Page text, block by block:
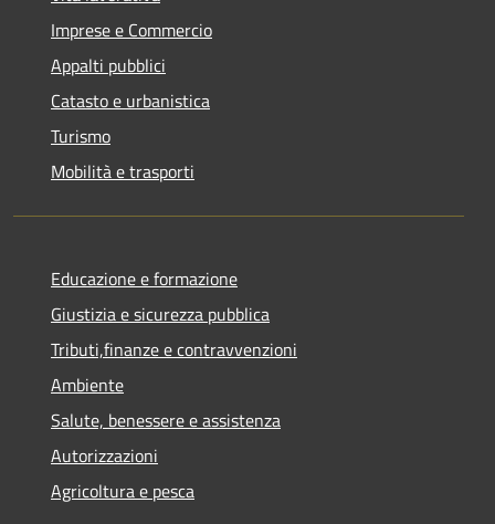
Imprese e Commercio
Appalti pubblici
Catasto e urbanistica
Turismo
Mobilità e trasporti
Educazione e formazione
Giustizia e sicurezza pubblica
Tributi,finanze e contravvenzioni
Ambiente
Salute, benessere e assistenza
Autorizzazioni
Agricoltura e pesca